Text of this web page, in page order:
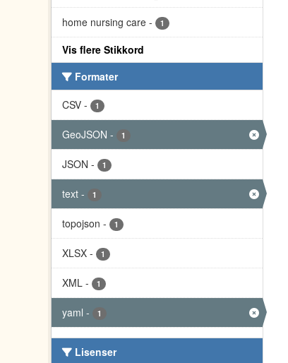
home nursing care - 1
Vis flere Stikkord
Formater
CSV - 1
GeoJSON - 1
JSON - 1
text - 1
topojson - 1
XLSX - 1
XML - 1
yaml - 1
Lisenser